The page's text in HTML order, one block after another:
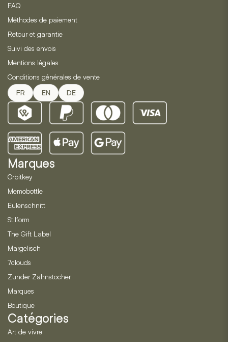
FAQ
Méthodes de paiement
Retour et garantie
Suivi des envois
Mentions légales
Conditions générales de vente
FR EN DE
Marques
Orbitkey
Memobottle
Eulenschnitt
Stilform
The Gift Label
Margelisch
7clouds
Zunder Zahnstocher
Marques
Boutique
Catégories
Art de vivre